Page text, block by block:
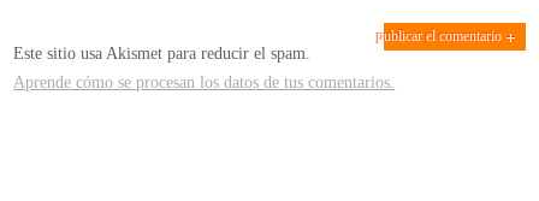
Este sitio usa Akismet para reducir el spam.
Aprende cómo se procesan los datos de tus comentarios.